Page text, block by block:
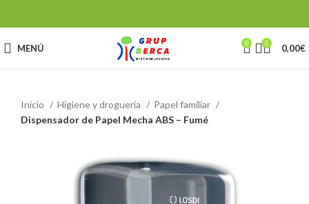
MENÚ 0 0 0,00€
Inicio Higiene y droguería
Papel familiar
Dispensador de Papel Mecha ABS – Fumé